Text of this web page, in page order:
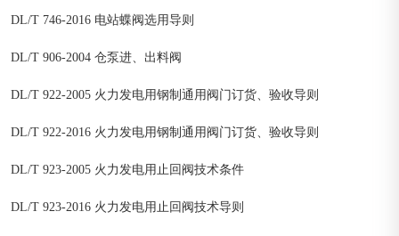
DL/T 746-2016 电站蝶阀选用导则
DL/T 906-2004 仓泵进、出料阀
DL/T 922-2005 火力发电用钢制通用阀门订货、验收导则
DL/T 922-2016 火力发电用钢制通用阀门订货、验收导则
DL/T 923-2005 火力发电用止回阀技术条件
DL/T 923-2016 火力发电用止回阀技术导则